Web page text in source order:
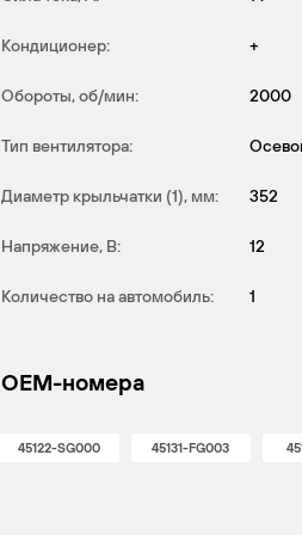
Кондиционер: +
Обороты, об/мин: 2000
Тип вентилятора:
Диаметр крыльчатки (1), мм: 352
Напряжение, В: 12
Количество на автомобиль: 1
OEM-номера
45122-SG000 45131-FG003